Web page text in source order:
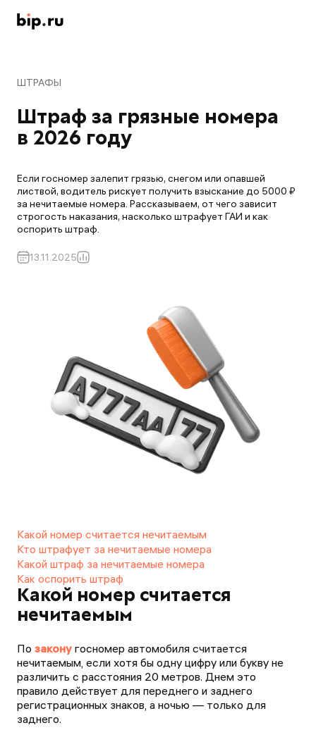
ШТРАФЫ
Штраф за грязные номера
в 2026 году
Если госномер залепит грязью, снегом или опавшей
листвой, водитель рискует получить взыскание до 5000 ₽
за нечитаемые номера. Рассказываем, от чего зависит
строгость наказания, насколько штрафует ГАИ и как
оспорить штраф.
13.11.2025
Какой номер считается нечитаемым
Кто штрафует за нечитаемые номера
Какой штраф за нечитаемые номера
Как оспорить штраф
Какой номер считается
нечитаемым
По закону госномер автомобиля считается
нечитаемым, если хотя бы одну цифру или букву не
различить с расстояния 20 метров. Днем это
правило действует для переднего и заднего
регистрационных знаков, а ночью — только для
заднего.